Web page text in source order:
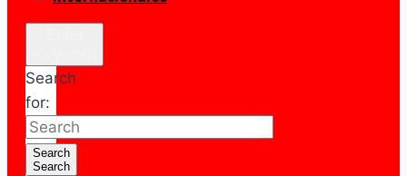
Search
for:
Search
Search